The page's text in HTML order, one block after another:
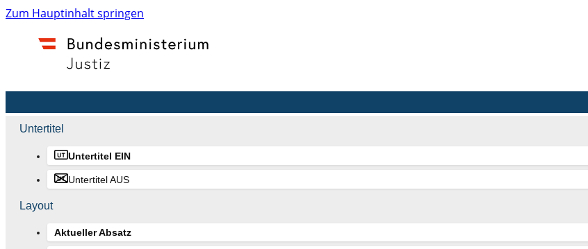
Zum Hauptinhalt springen
Untertitel
Untertitel EIN
Untertitel AUS
Layout
Aktueller Absatz